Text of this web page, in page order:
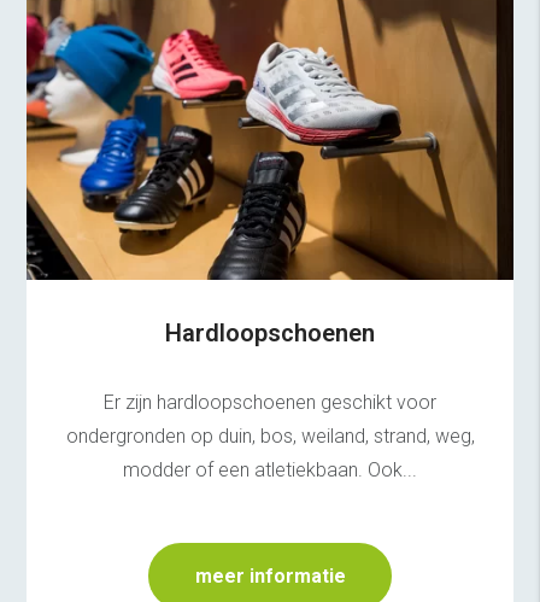
Hardloopschoenen
Er zijn hardloopschoenen geschikt voor
ondergronden op duin, bos, weiland, strand, weg,
modder of een atletiekbaan. Ook...
meer informatie